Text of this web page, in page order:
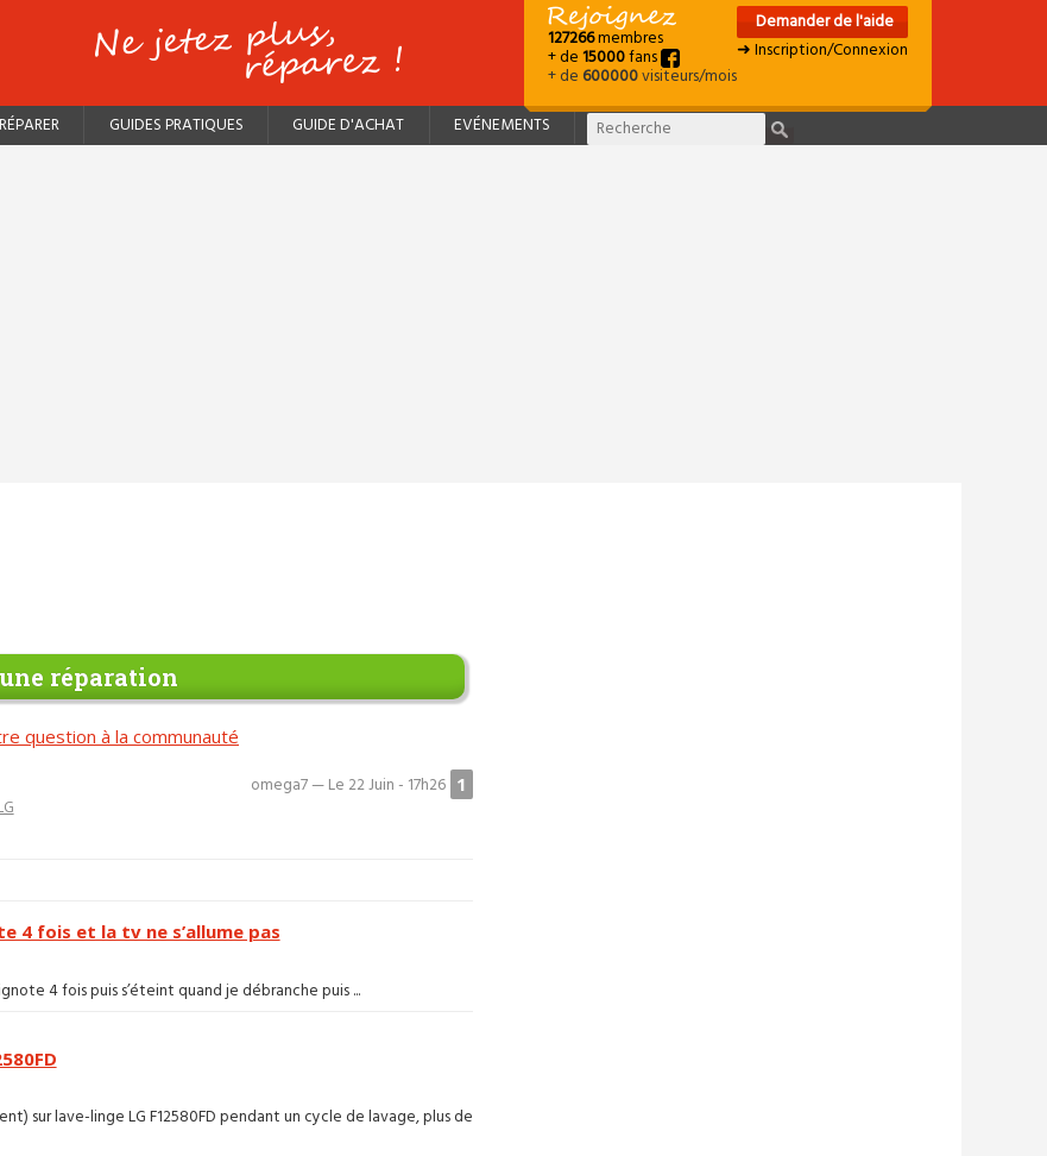
127266membres
+ de15000fans
+ de600000visiteurs/mois
Demander de l'aide
➜ Inscription/Connexion
GUIDES PRATIQUES GUIDE D'ACHAT EVÉNEMENTS
réparation
question à la communauté
1
omega7 — Le 22 Juin - 17h26
4 fois et la tv ne s’allume pas
4 fois puis s’éteint quand je débranche puis ...
sur lave-linge LG F12580FD pendant un cycle de lavage, plus de